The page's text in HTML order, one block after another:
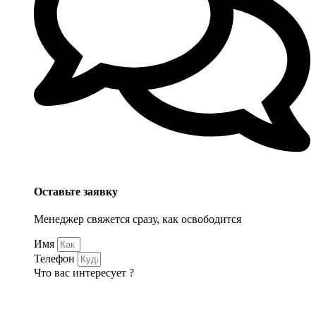
Оставьте заявку
Менеджер свяжется сразу, как освободится
Имя
Телефон
Что вас интересует ?